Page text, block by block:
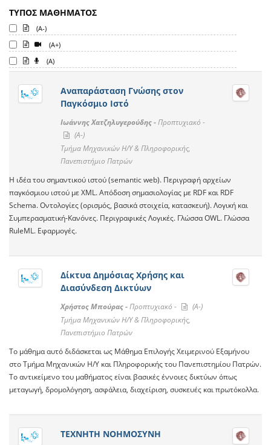
ΤΥΠΟΣ ΜΑΘΗΜΑΤΟΣ
(A-)
(A+)
(A)
Αναπαράσταση Γνώσης στον
Παγκόσμιο Ιστό
Ιωάννης Χατζηλυγερούδης -Προπτυχιακό -
(A-)
Τμήμα Μηχανικών Η/Υ & Πληροφορικής,
Πανεπιστήμιο Πατρών
Η ιδέα του σημαντικού ιστού (semantic web). Περιγραφή αρχείων
παγκόσμιου ιστού με XML. Απόδοση σημασιολογίας με RDF και RDF
Schema. Οντολογίες (ορισμός, βασικά στοιχεία, κατασκευή). Λογική και
Συμπερασματική-Κανόνες. Περιγραφικές Λογικές. Γλώσσα OWL. Γλώσσα
RuleML. Εφαρμογές.
Δίκτυα Δημόσιας Χρήσης και
Διασύνδεση Δικτύων
Χρήστος Μπούρας -Προπτυχιακό -
(A-)
Τμήμα Μηχανικών Η/Υ & Πληροφορικής,
Πανεπιστήμιο Πατρών
Το μάθημα αυτό διδάσκεται ως Μάθημα Επιλογής Χειμερινού Εξαμήνου
στο Τμήμα Μηχανικών Η/Υ και Πληροφορικής του Πανεπιστημίου Πατρών.
Το αντικείμενο του μαθήματος είναι βασικές έννοιες δικτύων όπως
μεταγωγή, δρομολόγηση, ασφάλεια, διαχείριση, συσκευές και πρωτόκολλα.
ΤΕΧΝΗΤΗ ΝΟΗΜΟΣΥΝΗ